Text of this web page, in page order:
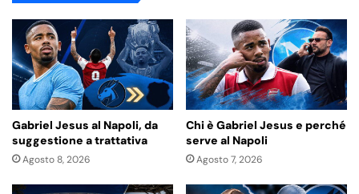
Gabriel Jesus al Napoli, da
suggestione a trattativa
Agosto 8, 2026
Chi è Gabriel Jesus e perché
serve al Napoli
Agosto 7, 2026